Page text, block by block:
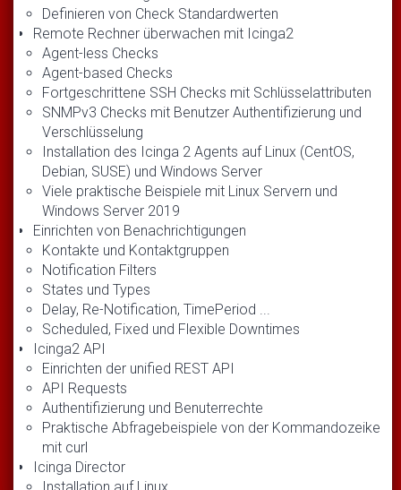
Definieren von Check Standardwerten
Remote Rechner überwachen mit Icinga2
Agent-less Checks
Agent-based Checks
Fortgeschrittene SSH Checks mit Schlüsselattributen
SNMPv3 Checks mit Benutzer Authentifizierung und
Verschlüsselung
Installation des Icinga 2 Agents auf Linux (CentOS,
Debian, SUSE) und Windows Server
Viele praktische Beispiele mit Linux Servern und
Windows Server 2019
Einrichten von Benachrichtigungen
Kontakte und Kontaktgruppen
Notification Filters
States und Types
Delay, Re-Notification, TimePeriod ...
Scheduled, Fixed und Flexible Downtimes
Icinga2 API
Einrichten der unified REST API
API Requests
Authentifizierung und Benuterrechte
Praktische Abfragebeispiele von der Kommandozeike
mit curl
Icinga Director